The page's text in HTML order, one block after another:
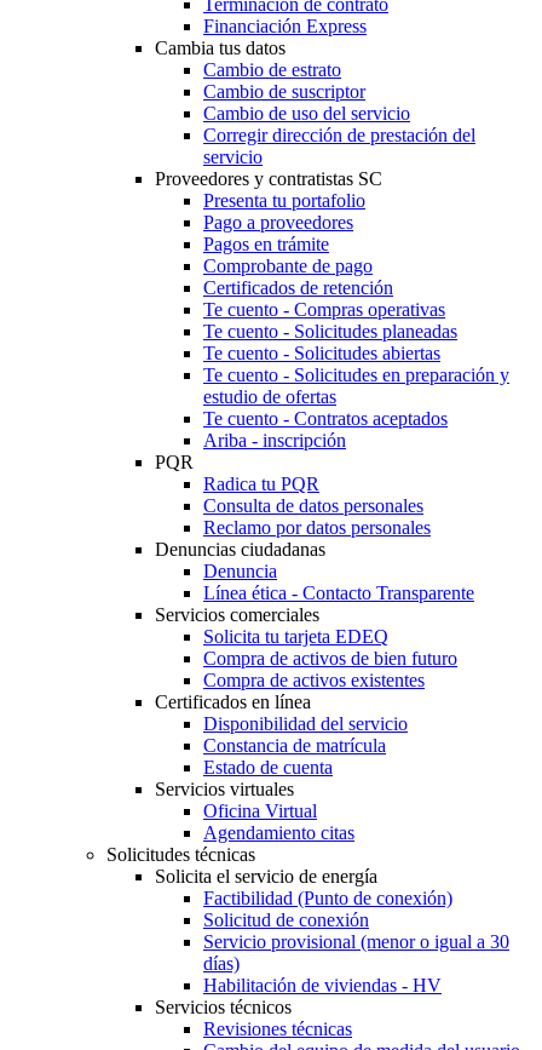
Terminación de contrato
Financiación Express
Cambia tus datos
Cambio de estrato
Cambio de suscriptor
Cambio de uso del servicio
Corregir dirección de prestación del
servicio
Proveedores y contratistas SC
Presenta tu portafolio
Pago a proveedores
Pagos en trámite
Comprobante de pago
Certificados de retención
Te cuento - Compras operativas
Te cuento - Solicitudes planeadas
Te cuento - Solicitudes abiertas
Te cuento - Solicitudes en preparación y
estudio de ofertas
Te cuento - Contratos aceptados
Ariba - inscripción
PQR
Radica tu PQR
Consulta de datos personales
Reclamo por datos personales
Denuncias ciudadanas
Denuncia
Línea ética - Contacto Transparente
Servicios comerciales
Solicita tu tarjeta EDEQ
Compra de activos de bien futuro
Compra de activos existentes
Certificados en línea
Disponibilidad del servicio
Constancia de matrícula
Estado de cuenta
Servicios virtuales
Oficina Virtual
Agendamiento citas
Solicitudes técnicas
Solicita el servicio de energía
Factibilidad (Punto de conexión)
Solicitud de conexión
Servicio provisional (menor o igual a 30
días)
Habilitación de viviendas - HV
Servicios técnicos
Revisiones técnicas